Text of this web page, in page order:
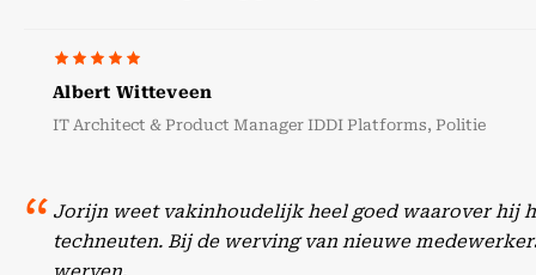
Albert Witteveen
IT Architect & Product Manager IDDI Platforms, Politie
Jorijn weet vakinhoudelijk heel goed waarover hij
techneuten. Bij de werving van nieuwe